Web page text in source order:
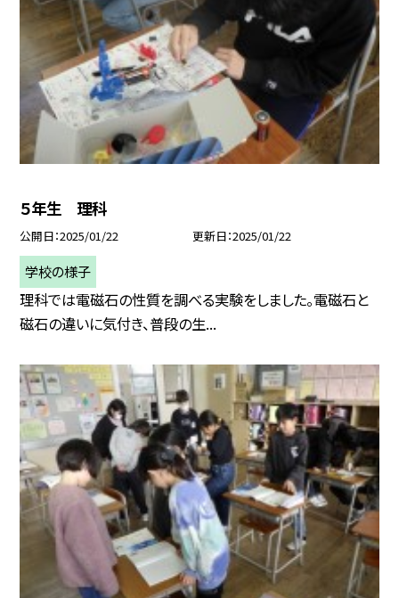
５年生 理科
公開日 2025/01/22 更新日 2025/01/22
学校の様子
理科では電磁石の性質を調べる実験をしました。電磁石と
磁石の違いに気付き、普段の生...